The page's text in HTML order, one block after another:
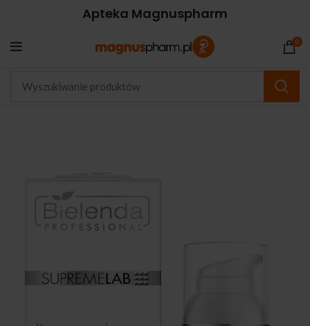
Apteka Magnuspharm
0